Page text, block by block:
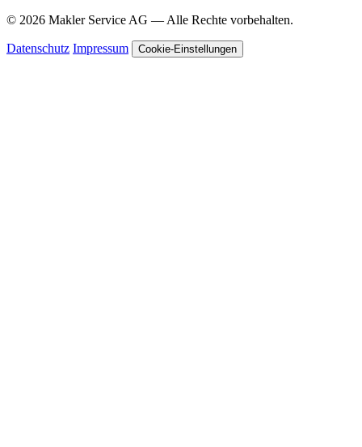
© 2026 Makler Service AG — Alle Rechte vorbehalten.
Datenschutz Impressum Cookie-Einstellungen